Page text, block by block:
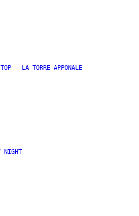
– LA TORRE APPONALE
NIGHT